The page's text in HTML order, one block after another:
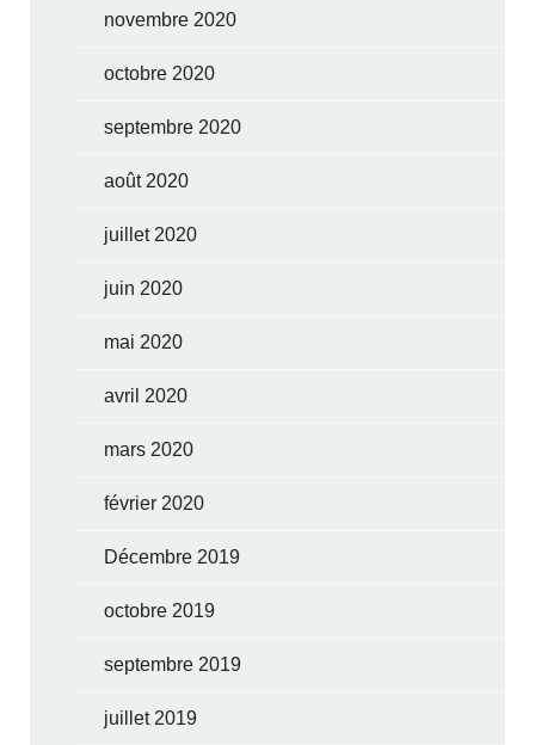
novembre 2020
octobre 2020
septembre 2020
août 2020
juillet 2020
juin 2020
mai 2020
avril 2020
mars 2020
février 2020
Décembre 2019
octobre 2019
septembre 2019
juillet 2019